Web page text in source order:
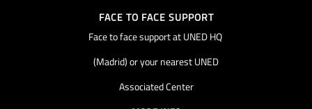
FACE TO FACE SUPPORT
Face to face support at UNED HQ
(Madrid) or your nearest UNED
Associated Center